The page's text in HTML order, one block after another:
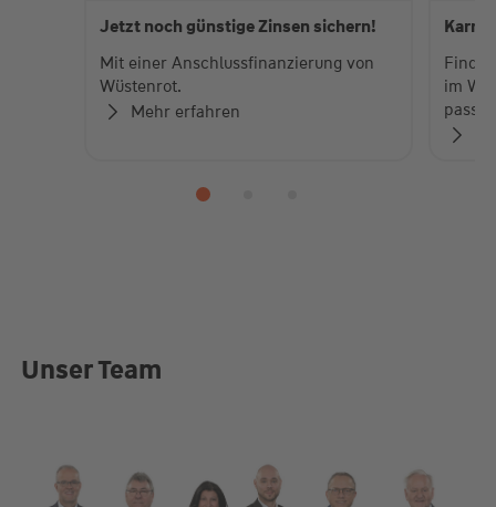
Jetzt noch günstige Zinsen sichern!
Mit einer Anschlussfinanzierung von
Wüstenrot.
Mehr erfahren
im
Unser Team